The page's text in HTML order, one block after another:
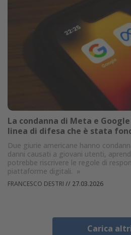
La condanna di Meta e
linea di difesa che è stata
Due giurie americane hanno
danni causati a giovani utenti,
potrebbe riscrivere le regole di
piattaforme digitali. »
FRANCESCO DESTRI // 27.03.2026
Carica